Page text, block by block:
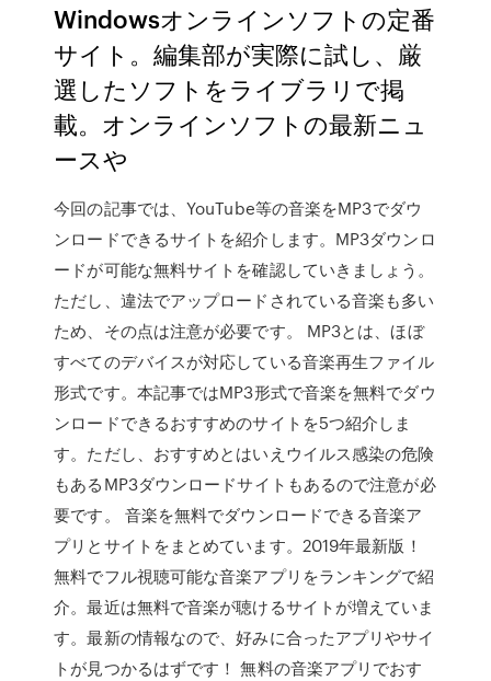
Windowsオンラインソフトの定番
サイト。編集部が実際に試し、厳
選したソフトをライブラリで掲
載。オンラインソフトの最新ニュ
ースや
今回の記事では、YouTube等の音楽をMP3でダウ
ンロードできるサイトを紹介します。MP3ダウンロ
ードが可能な無料サイトを確認していきましょう。
ただし、違法でアップロードされている音楽も多い
ため、その点は注意が必要です。 MP3とは、ほぼ
すべてのデバイスが対応している音楽再生ファイル
形式です。本記事ではMP3形式で音楽を無料でダウ
ンロードできるおすすめのサイトを5つ紹介しま
す。ただし、おすすめとはいえウイルス感染の危険
もあるMP3ダウンロードサイトもあるので注意が必
要です。 音楽を無料でダウンロードできる音楽ア
プリとサイトをまとめています。2019年最新版！
無料でフル視聴可能な音楽アプリをランキングで紹
介。最近は無料で音楽が聴けるサイトが増えていま
す。最新の情報なので、好みに合ったアプリやサイ
トが見つかるはずです！ 無料の音楽アプリでおす